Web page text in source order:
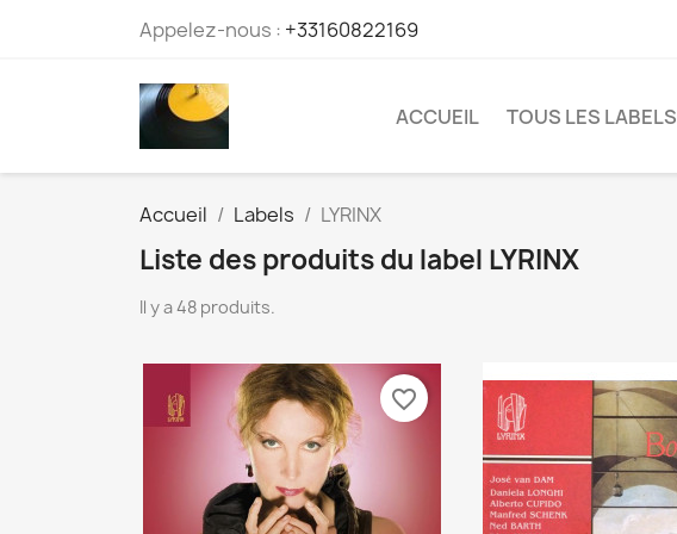
Appelez-nous : +33160822169
ACCUEIL TOUS LES LABELS
Accueil Labels LYRINX
Liste des produits du label LYRINX
Il y a 48 produits.
favorite_border